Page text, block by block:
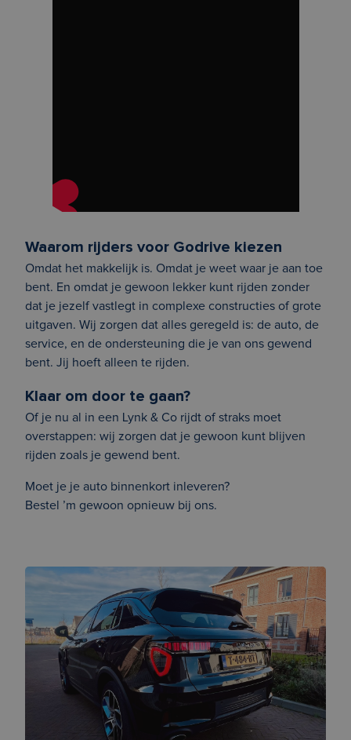
Waarom rijders voor Godrive kiezen
Omdat het makkelijk is. Omdat je weet waar je aan toe
bent. En omdat je gewoon lekker kunt rijden zonder
dat je jezelf vastlegt in complexe constructies of grote
uitgaven. Wij zorgen dat alles geregeld is: de auto, de
service, en de ondersteuning die je van ons gewend
bent. Jij hoeft alleen te rijden.
Klaar om door te gaan?
Of je nu al in een Lynk & Co rijdt of straks moet
overstappen: wij zorgen dat je gewoon kunt blijven
rijden zoals je gewend bent.
Moet je je auto binnenkort inleveren?
Bestel ’m gewoon opnieuw bij ons.